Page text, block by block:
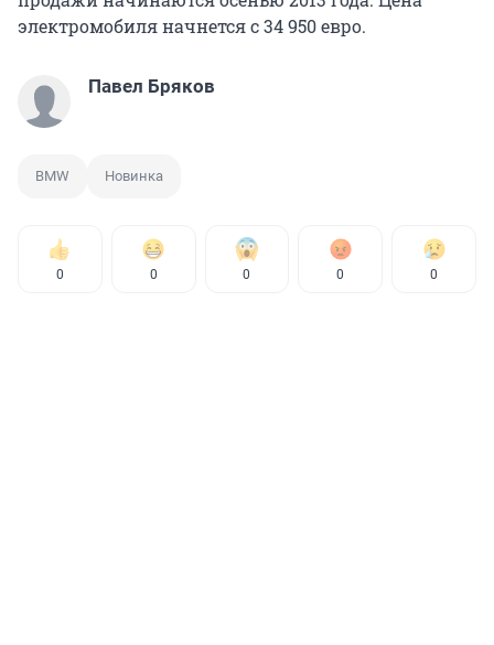
электромобиля начнется с 34 950 евро.
Павел Бряков
BMW Новинка
0 0 0 0 0